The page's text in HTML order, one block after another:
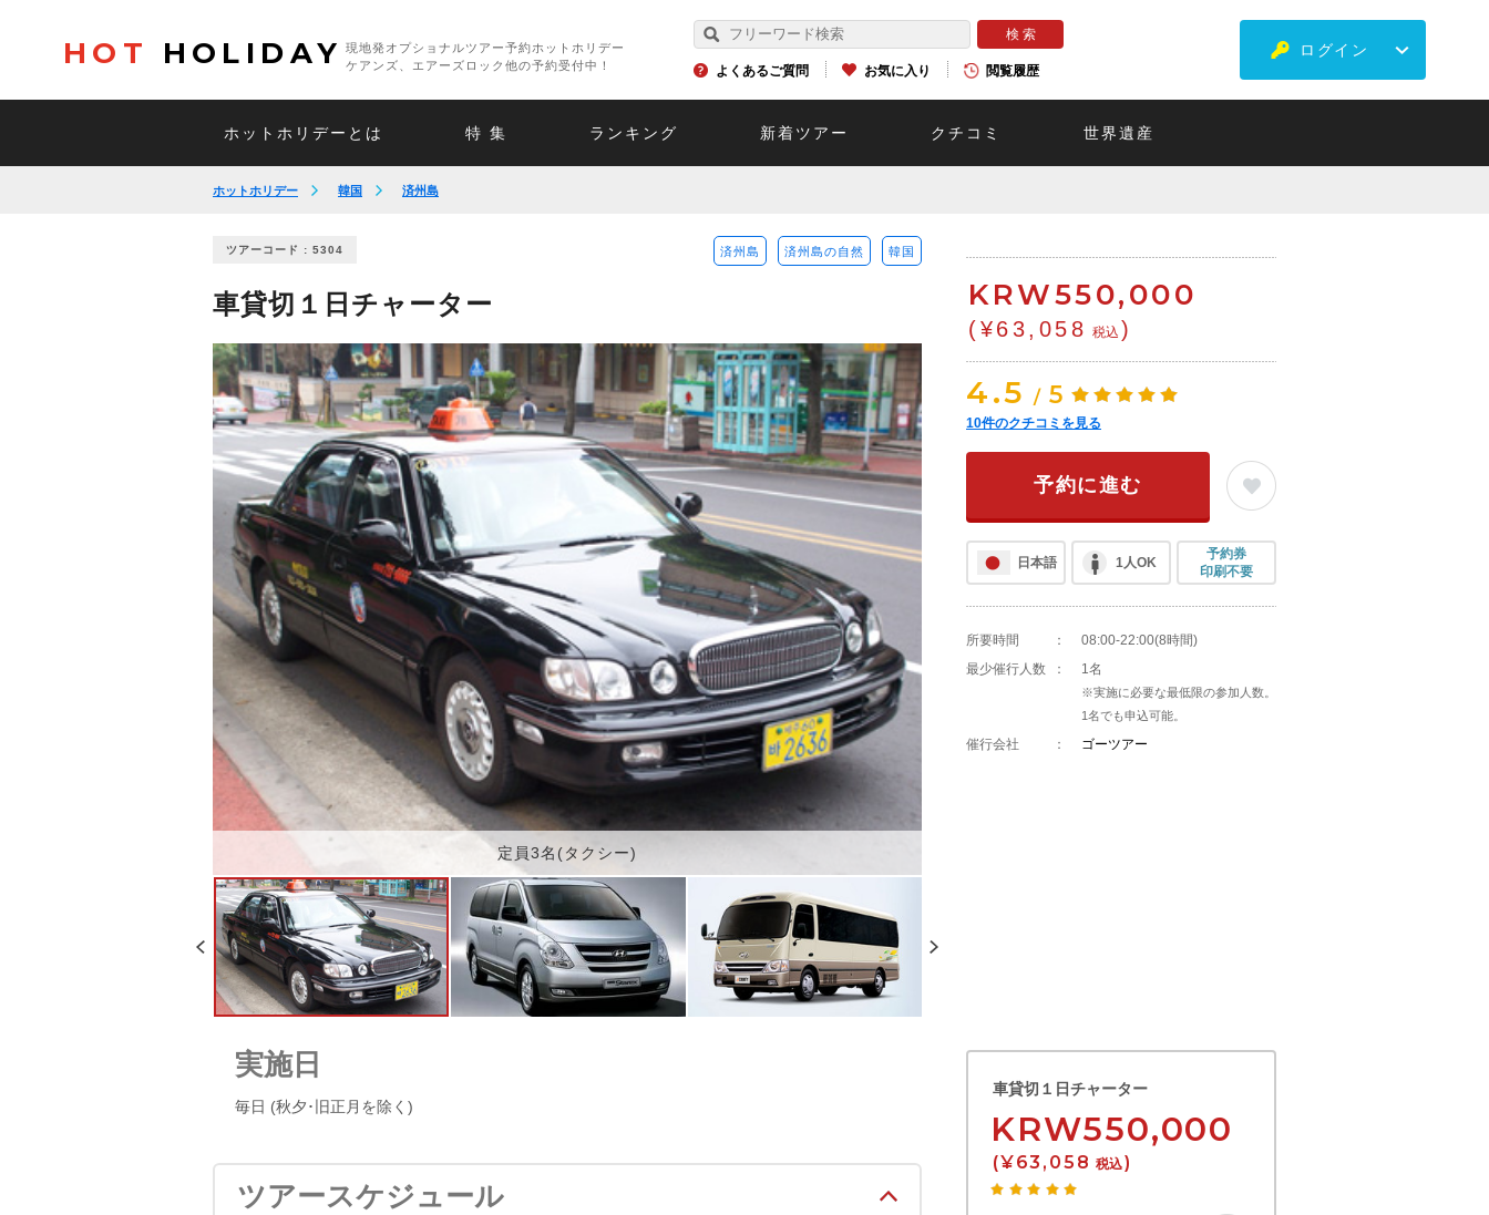
HOT HOLIDAY
現地発オプショナルツアー予約ホットホリデー
ケアンズ、エアーズロック他の予約受付中！
よくあるご質問 お気に入り 閲覧履歴
ログイン
ホットホリデーとは 特 集 ランキング 新着ツアー クチコミ 世界遺産
ホットホリデー 韓国 済州島
ツアーコード : 5304 済州島 済州島の自然 韓国
車貸切１日チャーター
定員3名(タクシー)
KRW550,000
(¥63,058 税込 )
4.5 / 5
10件のクチコミを見る
予約に進む
日本語 1人OK
予約券
印刷不要
所要時間 ：
08:00-22:00(8時間)
最少催行人数
： 1名
※実施に必要な最低限の参加人数。
1名でも申込可能。
催行会社 ： ゴーツアー
実施日
毎日 (秋夕･旧正月を除く)
ツアースケジュール
車貸切１日チャーター
KRW550,000
(¥63,058 税込)